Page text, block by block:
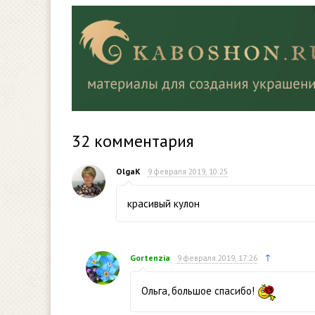
32 комментария
OlgaK 9 февраля 2019, 10:25
красивый кулон
Gortenzia 9 февраля 2019, 17:26 ↑
Ольга, большое спасибо!